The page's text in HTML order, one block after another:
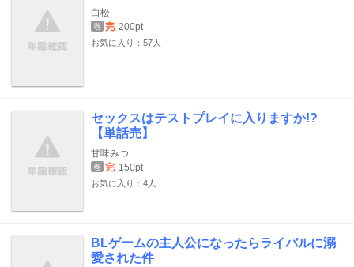
白松
巻 完 200pt
お気に入り：57人
セックスはテストプレイに入りますか!?
【単話売】
甘味みつ
巻 完 150pt
お気に入り：4人
BLゲームの主人公になったらライバルに溺
愛された件